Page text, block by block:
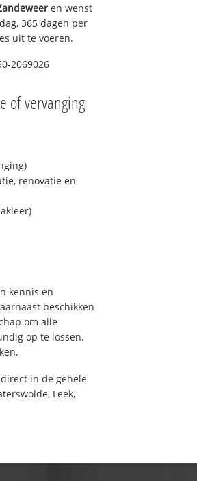
en wenst
365 dagen per
uit te voeren.
2069026
of vervanging
renovatie en
kennis en
beschikken
om alle
op te lossen.
in de gehele
Leek,